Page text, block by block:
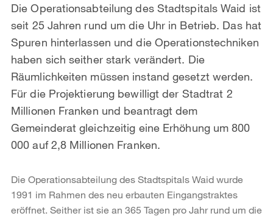
Die Operationsabteilung des Stadtspitals Waid ist
seit 25 Jahren rund um die Uhr in Betrieb. Das hat
Spuren hinterlassen und die Operationstechniken
haben sich seither stark verändert. Die
Räumlichkeiten müssen instand gesetzt werden.
Für die Projektierung bewilligt der Stadtrat 2
Millionen Franken und beantragt dem
Gemeinderat gleichzeitig eine Erhöhung um 800
000 auf 2,8 Millionen Franken.
Die Operationsabteilung des Stadtspitals Waid wurde
1991 im Rahmen des neu erbauten Eingangstraktes
eröffnet. Seither ist sie an 365 Tagen pro Jahr rund um die